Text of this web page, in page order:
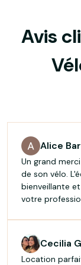
Avis
Alice
Un grand
de son vélo.
bienveillante
votre
Cecilia
Location